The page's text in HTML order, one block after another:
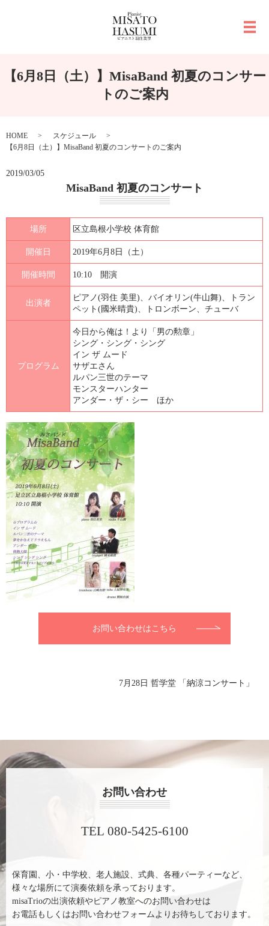
メ
【6月8日（土）】MisaBand 初夏のコンサー
トのご案内
HOME
スケジュール
【6月8日（土）】MisaBand 初夏のコンサートのご案内
2019/03/05
MisaBand 初夏のコンサート
場所 区立島根小学校 体育館
開催日 2019年6月8日（土）
開催時間 10:10 開演
出演者
ピアノ(羽住 美里)、バイオリン(牛山舞)、トラン
ペット(國米晴貴)、トロンボーン、チューバ
プログラム
今日から俺は！より「男の勲章」
シング・シング・シング
イン ザ ムード
サザエさん
ルパン三世のテーマ
モンスターハンター
アンダー・ザ・シー ほか
お問い合わせはこちら
7月28日 哲学堂 「納涼コンサート」
お問い合わせ
TEL 080-5425-6100
保育園、小・中学校、老人施設、式典、各種パーティーなど、
様々な場所にて演奏依頼を承っております。
misaTrioの出演依頼やピアノ教室へのお問い合わせは
お電話もしくはお問い合わせフォームよりお待ちしております。